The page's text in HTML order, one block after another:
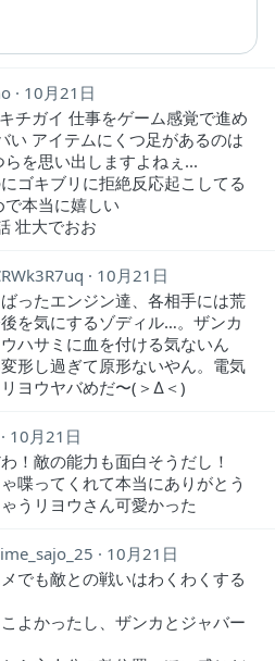
10月21日
チガイ 仕事をゲーム感覚で進め
い アイテムにくつ足があるのは
を思い出しますよねぇ...
ゴキブリに拒絶反応起こしてる
本当に嬉しい
壮大でおお
10月21日
ったエンジン達、各相手には荒
を気にするゾディル…。ザンカ
ハサミに血を付ける気ないん
形し過ぎて原形ないやん。電気
ヨウヤバめだ〜(＞∆＜)
10月21日
！敵の能力も面白そうだし！
喋ってくれて本当にありがとう
うリヨウさん可愛かった
10月21日
でも敵との戦いはわくわくする
よかったし、ザンカとジャバー